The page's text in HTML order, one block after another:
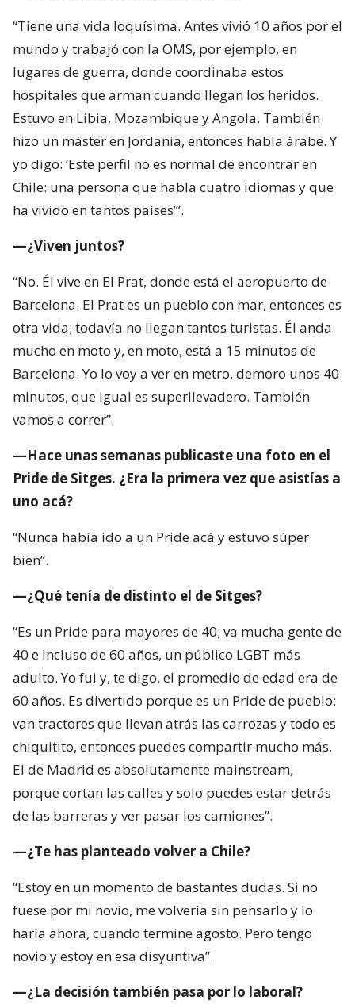
“Tiene una vida loquísima. Antes vivió 10 años por el
mundo y trabajó con la OMS, por ejemplo, en
lugares de guerra, donde coordinaba estos
hospitales que arman cuando llegan los heridos.
Estuvo en Libia, Mozambique y Angola. También
hizo un máster en Jordania, entonces habla árabe. Y
yo digo: ‘Este perfil no es normal de encontrar en
Chile: una persona que habla cuatro idiomas y que
ha vivido en tantos países’”.
—¿Viven juntos?
“No. Él vive en El Prat, donde está el aeropuerto de
Barcelona. El Prat es un pueblo con mar, entonces es
otra vida; todavía no llegan tantos turistas. Él anda
mucho en moto y, en moto, está a 15 minutos de
Barcelona. Yo lo voy a ver en metro, demoro unos 40
minutos, que igual es superllevadero. También
vamos a correr”.
—Hace unas semanas publicaste una foto en el
Pride de Sitges. ¿Era la primera vez que asistías a
uno acá?
“Nunca había ido a un Pride acá y estuvo súper
bien”.
—¿Qué tenía de distinto el de Sitges?
“Es un Pride para mayores de 40; va mucha gente de
40 e incluso de 60 años, un público LGBT más
adulto. Yo fui y, te digo, el promedio de edad era de
60 años. Es divertido porque es un Pride de pueblo:
van tractores que llevan atrás las carrozas y todo es
chiquitito, entonces puedes compartir mucho más.
El de Madrid es absolutamente mainstream,
porque cortan las calles y solo puedes estar detrás
de las barreras y ver pasar los camiones”.
—¿Te has planteado volver a Chile?
“Estoy en un momento de bastantes dudas. Si no
fuese por mi novio, me volvería sin pensarlo y lo
haría ahora, cuando termine agosto. Pero tengo
novio y estoy en esa disyuntiva”.
—¿La decisión también pasa por lo laboral?